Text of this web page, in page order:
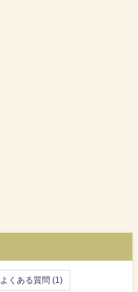
よくある質問 (1)